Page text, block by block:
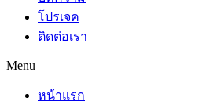
โปรเจค
ติดต่อเรา
Menu
หน้าแรก